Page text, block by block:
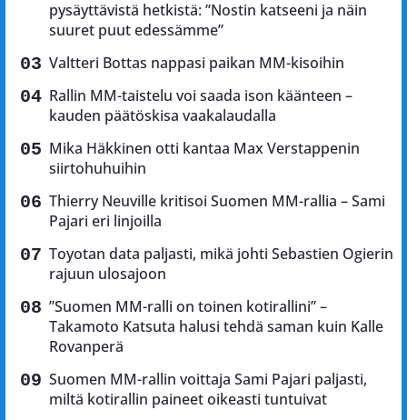
pysäyttävistä hetkistä: ”Nostin katseeni ja näin
suuret puut edessämme”
Valtteri Bottas nappasi paikan MM-kisoihin
Rallin MM-taistelu voi saada ison käänteen –
kauden päätöskisa vaakalaudalla
Mika Häkkinen otti kantaa Max Verstappenin
siirtohuhuihin
Thierry Neuville kritisoi Suomen MM-rallia – Sami
Pajari eri linjoilla
Toyotan data paljasti, mikä johti Sebastien Ogierin
rajuun ulosajoon
”Suomen MM-ralli on toinen kotirallini” –
Takamoto Katsuta halusi tehdä saman kuin Kalle
Rovanperä
Suomen MM-rallin voittaja Sami Pajari paljasti,
miltä kotirallin paineet oikeasti tuntuivat